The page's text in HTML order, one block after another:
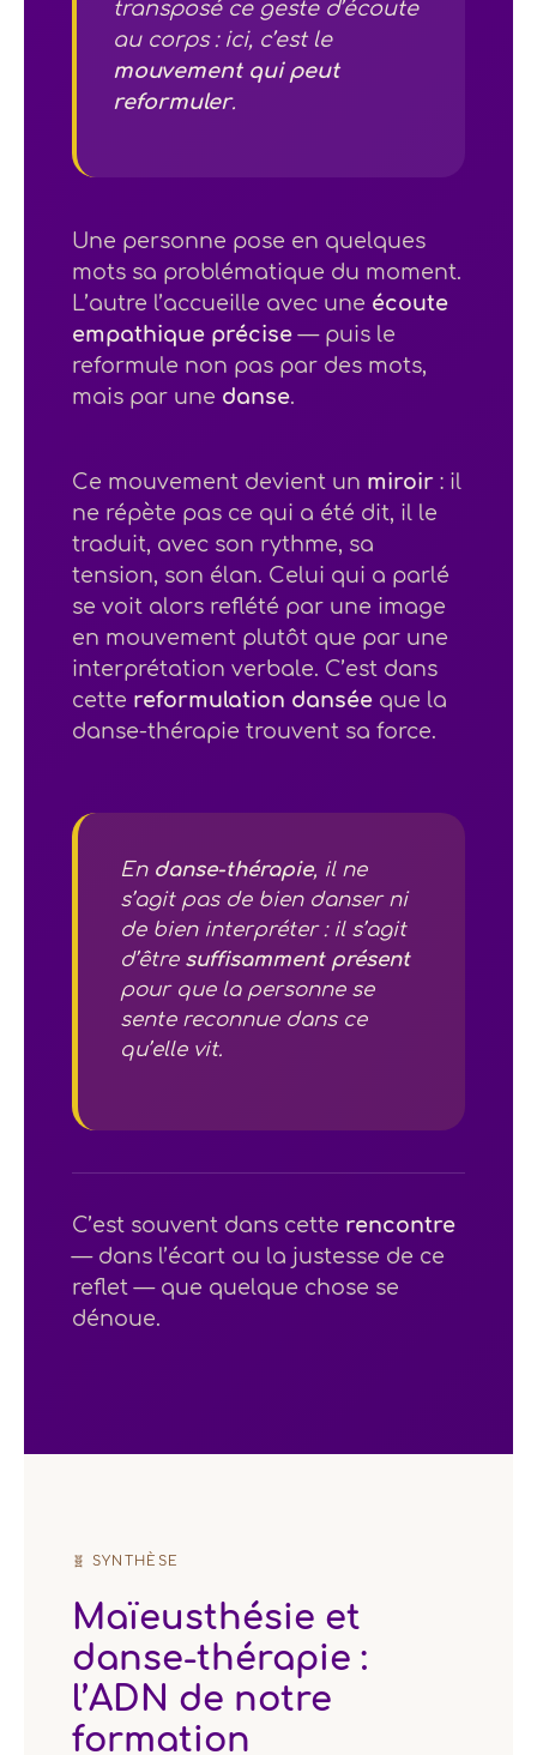
transposé ce geste d’écoute
au corps : ici, c’est le
mouvement qui peut
reformuler.
Une personne pose en quelques
mots sa problématique du moment.
L’autre l’accueille avec une écoute
empathique précise — puis le
reformule non pas par des mots,
mais par une danse.
Ce mouvement devient un miroir : il
ne répète pas ce qui a été dit, il le
traduit, avec son rythme, sa
tension, son élan. Celui qui a parlé
se voit alors reflété par une image
en mouvement plutôt que par une
interprétation verbale. C’est dans
cette reformulation dansée que la
danse-thérapie trouvent sa force.
En danse-thérapie, il ne
s’agit pas de bien danser ni
de bien interpréter : il s’agit
d’être suffisamment présent
pour que la personne se
sente reconnue dans ce
qu’elle vit.
C’est souvent dans cette rencontre
— dans l’écart ou la justesse de ce
reflet — que quelque chose se
dénoue.
🧬 SYNTHÈSE
Maïeusthésie et
danse-thérapie :
l’ADN de notre
formation